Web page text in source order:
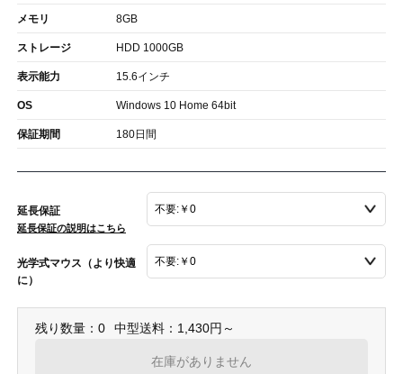
メモリ 8GB
ストレージ HDD 1000GB
表示能力 15.6インチ
OS Windows 10 Home 64bit
保証期間 180日間
延長保証
延長保証の説明はこちら
光学式マウス（より快適
に）
残り数量：0 中型送料：1,430円～
在庫がありません